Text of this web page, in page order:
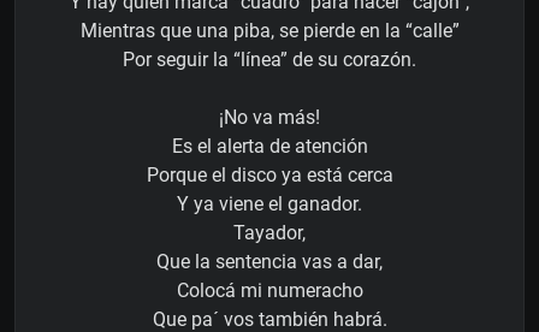
Mientras que una piba, se pierde en la “calle”
Por seguir la “línea” de su corazón.
¡No va más!
Es el alerta de atención
Porque el disco ya está cerca
Y ya viene el ganador.
Tayador,
Que la sentencia vas a dar,
Colocá mi numeracho
Que pa´ vos también habrá.